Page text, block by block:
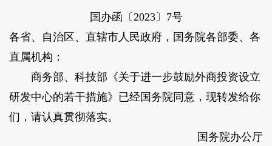
国办函〔2023〕7号
各省、自治区、直辖市人民政府，国务院各部委、各
直属机构：
商务部、科技部《关于进一步鼓励外商投资设立
研发中心的若干措施》已经国务院同意，现转发给你
们，请认真贯彻落实。
国务院办公厅